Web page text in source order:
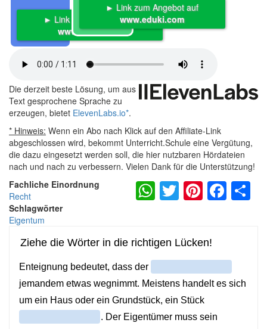
► Link zum Angebot auf
www.eduki.com
► Link zum Angebot auf
www.eduki.com
Die derzeit beste Lösung, um aus
Text gesprochene Sprache zu
erzeugen, bietet ElevenLabs.io*.
* Hinweis: Wenn ein Abo nach Klick auf den Affiliate-Link
abgeschlossen wird, bekommt Unterricht.Schule eine Vergütung,
die dazu eingesetzt werden soll, die hier nutzbaren Hördateien
nach und nach zu verbessern. Vielen Dank für die Unterstützung!
Fachliche Einordnung
Recht
Schlagwörter
Eigentum
WhatsApp
Twitter